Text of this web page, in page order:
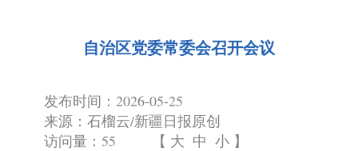
自治区党委常委会召开会议
发布时间：2026-05-25
来源：石榴云/新疆日报原创
访问量： 55 【 大 中 小 】